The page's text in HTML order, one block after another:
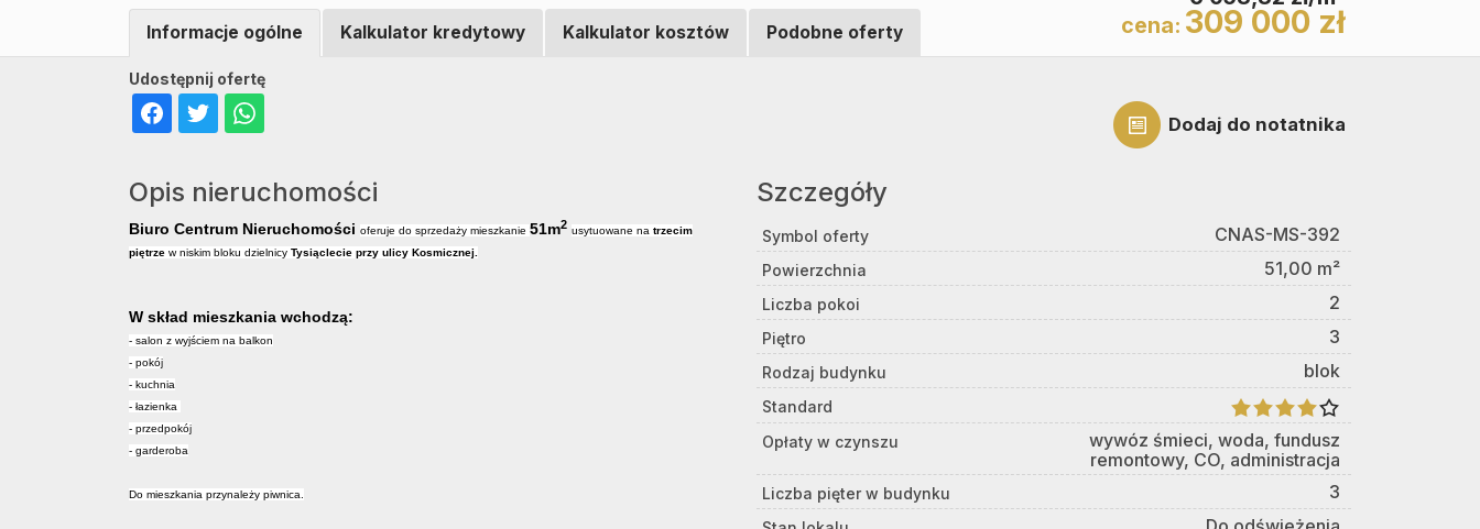
cena: 309 000 zł
Dodaj do notatnika
Udostępnij ofertę
Informacje ogólne Kalkulator kredytowy Kalkulator kosztów Podobne oferty
Opis nieruchomości
Biuro Centrum Nieruchomości oferuje do sprzedaży mieszkanie 51m2 usytuowane na trzecim
piętrze w niskim bloku dzielnicy Tysiąclecie przy ulicy Kosmicznej.
W skład mieszkania wchodzą:
- salon z wyjściem na balkon
- pokój
- kuchnia
- łazienka
- przedpokój
- garderoba
Do mieszkania przynależy piwnica.
Szczegóły
Symbol oferty CNAS-MS-392
Powierzchnia 51,00 m²
Liczba pokoi 2
Piętro 3
Rodzaj budynku blok
Standard
Opłaty w czynszu
wywóz śmieci, woda, fundusz
remontowy, CO, administracja
Liczba pięter w budynku 3